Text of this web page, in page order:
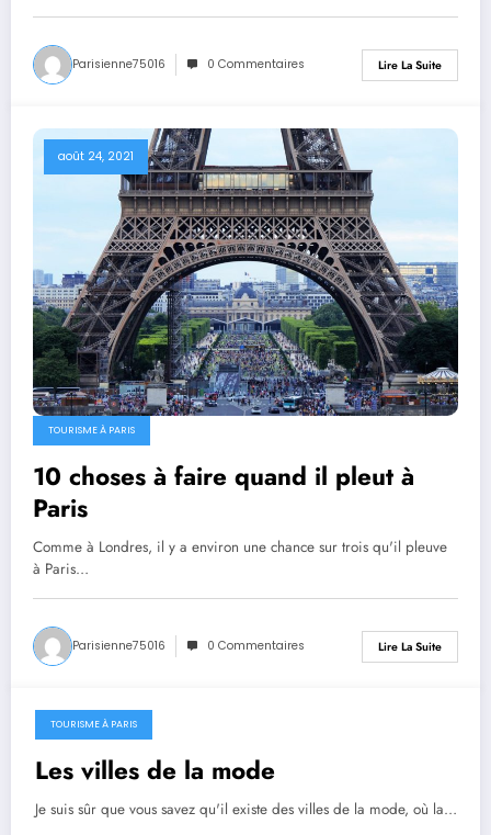
Parisienne75016 0 Commentaires Lire La Suite
août 24, 2021
TOURISME À PARIS
10 choses à faire quand il pleut à
Paris
Comme à Londres, il y a environ une chance sur trois qu'il pleuve
à Paris…
Parisienne75016 0 Commentaires Lire La Suite
avril 13, 2021
TOURISME À PARIS
Les villes de la mode
Je suis sûr que vous savez qu'il existe des villes de la mode, où la…